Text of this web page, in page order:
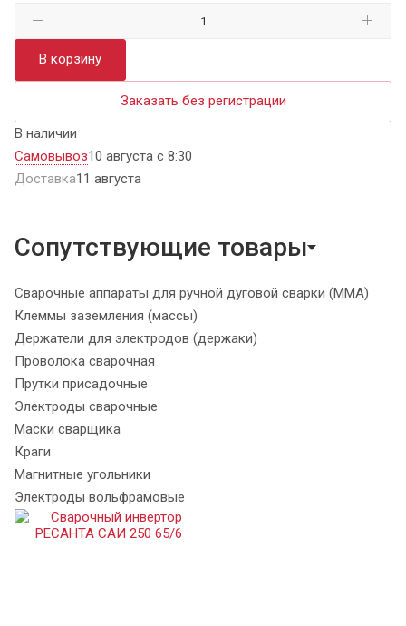
В корзину
Заказать без регистрации
В наличии
Самовывоз10 августа с 8:30
Доставка11 августа
Сопутствующие товары
Сварочные аппараты для ручной дуговой сварки (MMA)
Клеммы заземления (массы)
Держатели для электродов (держаки)
Проволока сварочная
Прутки присадочные
Электроды сварочные
Маски сварщика
Краги
Магнитные угольники
Электроды вольфрамовые